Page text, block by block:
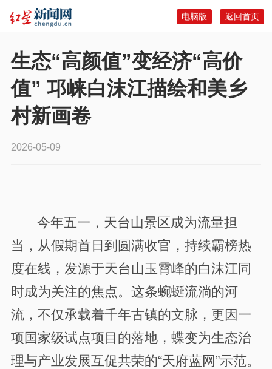
返回首页
电脑版
生态“高颜值”变经济“高价
值” 邛崃白沫江描绘和美乡
村新画卷
2026-05-09
今年五一，天台山景区成为流量担
当，从假期首日到圆满收官，持续霸榜热
度在线，发源于天台山玉霄峰的白沫江同
时成为关注的焦点。这条蜿蜒流淌的河
流，不仅承载着千年古镇的文脉，更因一
项国家级试点项目的落地，蝶变为生态治
理与产业发展互促共荣的“天府蓝网”示范。